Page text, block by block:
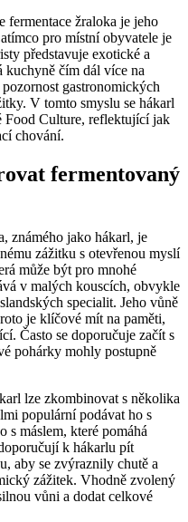
fermentace žraloka je jeho
pro místní obyvatele je
představuje exotické a
kuchyně čím dál více na
gastronomických
V tomto smyslu se hákarl
Food Culture, reflektující jak
chování.
fermentovaný
známého jako hákarl, je
zážitku s otevřenou myslí
může být pro mnohé
v malých kouscích, obvykle
specialit. Jeho vůně
je klíčové mít na paměti,
Často se doporučuje začít s
pohárky mohly postupně
lze zkombinovat s několika
populární podávat ho s
s máslem, které pomáhá
k hákarlu pít
aby se zvýraznily chutě a
zážitek. Vhodně zvolený
vůni a dodat celkové